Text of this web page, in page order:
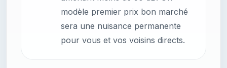
modèle premier prix bon marché
sera une nuisance permanente
pour vous et vos voisins directs.